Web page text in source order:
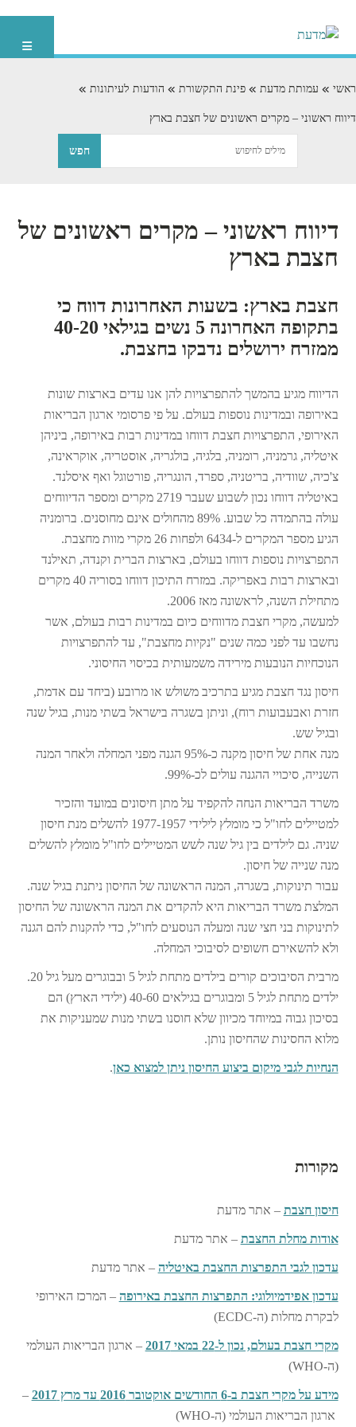
ראשי עמותת מדעת פינת התקשורת הודעות לעיתונות
דיווח ראשוני – מקרים ראשונים של חצבת בארץ
דיווח ראשוני – מקרים ראשונים של
חצבת בארץ
חצבת בארץ: בשעות האחרונות דווח כי
בתקופה האחרונה 5 נשים בגילאי 40-20
ממזרח ירושלים נדבקו בחצבת.
הדיווח מגיע בהמשך להתפרצויות להן אנו עדים בארצות שונות
באירופה ובמדינות נוספות בעולם. על פי פרסומי ארגון הבריאות
האירופי, התפרצויות חצבת דווחו במדינות רבות באירופה, ביניהן
איטליה, גרמניה, רומניה, בלגיה, בולגריה, אוסטריה, אוקראינה,
צ'כיה, שוודיה, בריטניה, ספרד, הונגריה, פורטוגל ואף איסלנד.
באיטליה דווחו נכון לשבוע שעבר 2719 מקרים ומספר הדיווחים
עולה בהתמדה כל שבוע. 89% מהחולים אינם מחוסנים. ברומניה
הגיע מספר המקרים ל-6434 ולפחות 26 מקרי מוות מחצבת.
התפרצויות נוספות דווחו בעולם, בארצות הברית וקנדה, תאילנד
ובארצות רבות באפריקה. במזרח התיכון דווחו בסוריה 40 מקרים
מתחילת השנה, לראשונה מאז 2006.
למעשה, מקרי חצבת מדווחים כיום במדינות רבות בעולם, אשר
נחשבו עד לפני כמה שנים "נקיות מחצבת", עד להתפרצויות
הנוכחיות הנובעות מירידה משמעותית בכיסוי החיסוני.
חיסון נגד חצבת מגיע בתרכיב משולש או מרובע (ביחד עם אדמת,
חזרת ואבעבועות רוח), וניתן בשגרה בישראל בשתי מנות, בגיל שנה
ובגיל שש.
מנה אחת של חיסון מקנה כ-95% הגנה מפני המחלה ולאחר המנה
השנייה, סיכויי ההגנה עולים לכ-99%.
משרד הבריאות הנחה להקפיד על מתן חיסונים במועד והזכיר
למטיילים לחו"ל כי מומלץ לילידי 1977-1957 להשלים מנת חיסון
שניה. גם לילדים בין גיל שנה לשש המטיילים לחו"ל מומלץ להשלים
מנה שנייה של חיסון.
עבור תינוקות, בשגרה, המנה הראשונה של החיסון ניתנת בגיל שנה.
המלצת משרד הבריאות היא להקדים את המנה הראשונה של החיסון
לתינוקות בני חצי שנה ומעלה הנוסעים לחו"ל, כדי להקנות להם הגנה
ולא להשאירם חשופים לסיבוכי המחלה.
מרבית הסיבוכים קורים בילדים מתחת לגיל 5 ובבוגרים מעל גיל 20.
ילדים מתחת לגיל 5 ומבוגרים בגילאים 40-60 (ילידי הארץ) הם
בסיכון גבוה במיוחד מכיוון שלא חוסנו בשתי מנות שמעניקות את
מלוא החסינות שהחיסון נותן.
הנחיות לגבי מיקום ביצוע החיסון ניתן למצוא כאן.
מקורות
חיסון חצבת – אתר מדעת
אודות מחלת החצבת – אתר מדעת
עדכון לגבי התפרצות החצבת באיטליה – אתר מדעת
עדכון אפידמיולוגי: התפרצות החצבת באירופה – המרכז האירופי
לבקרת מחלות (ה-ECDC)
מקרי חצבת בעולם, נכון ל-22 במאי 2017
– ארגון הבריאות העולמי
(ה-WHO)
מידע על מקרי חצבת ב-6 החודשים אוקטובר 2016 עד מרץ 2017
–
ארגון הבריאות העולמי (ה-WHO)